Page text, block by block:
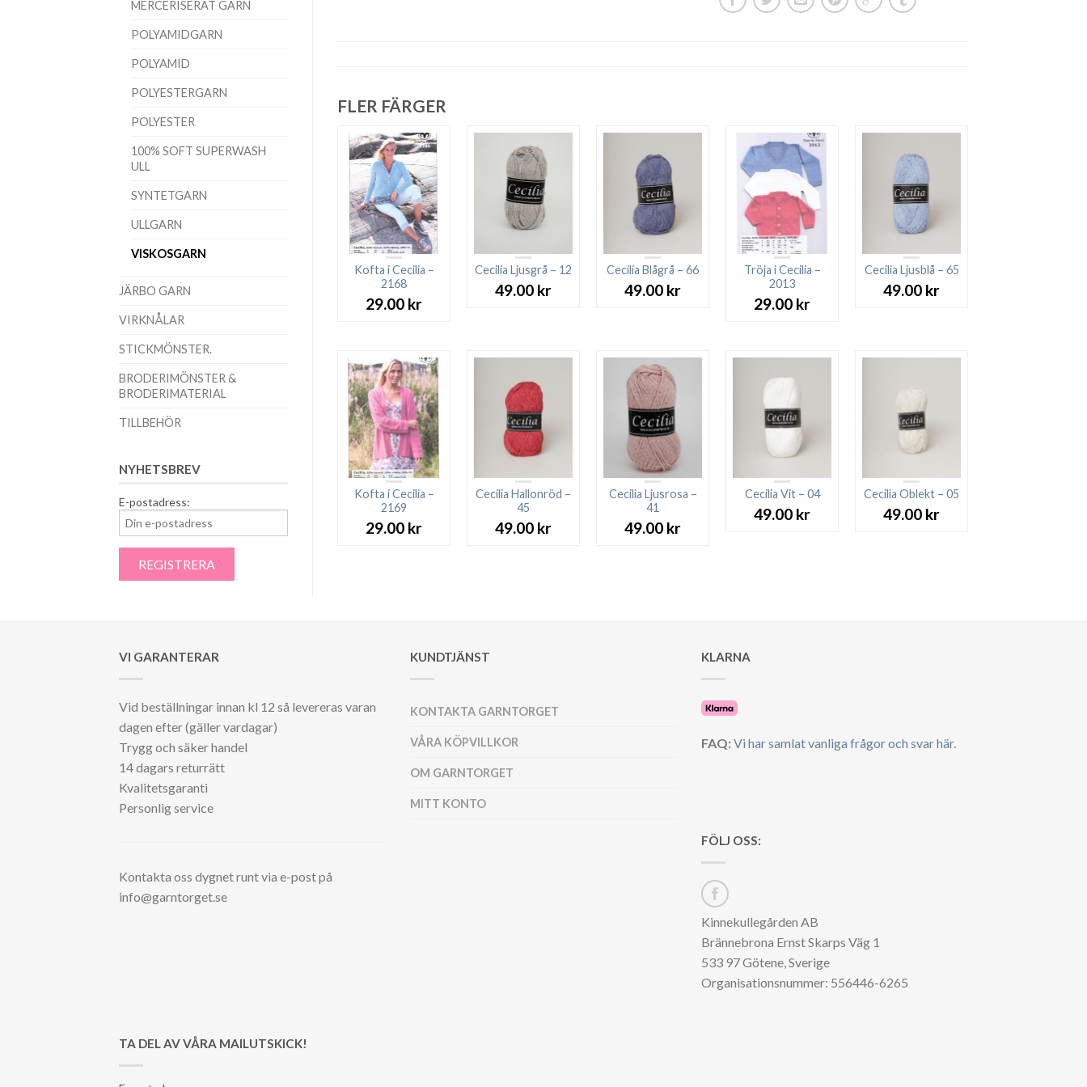
MERCERISERAT GARN
POLYAMIDGARN
POLYAMID
POLYESTERGARN
POLYESTER
100% SOFT SUPERWASH
ULL
SYNTETGARN
ULLGARN
VISKOSGARN
JÄRBO GARN
VIRKNÅLAR
STICKMÖNSTER.
BRODERIMÖNSTER &
BRODERIMATERIAL
TILLBEHÖR
NYHETSBREV
E-postadress:
FLER FÄRGER
Kofta i Cecilia –
2168
29.00 kr
Cecilia Ljusgrå – 12
49.00 kr
Cecilia Blågrå – 66
49.00 kr
Tröja i Cecilia –
2013
29.00 kr
Cecilia Ljusblå – 65
49.00 kr
Kofta i Cecilia –
2169
29.00 kr
Cecilia Hallonröd –
45
49.00 kr
Cecilia Ljusrosa –
41
49.00 kr
Cecilia Vit – 04
49.00 kr
Cecilia Oblekt – 05
49.00 kr
VI GARANTERAR
Vid beställningar innan kl 12 så levereras varan
dagen efter (gäller vardagar)
Trygg och säker handel
14 dagars returrätt
Kvalitetsgaranti
Personlig service
Kontakta oss dygnet runt via e-post på
info@garntorget.se
KUNDTJÄNST
KONTAKTA GARNTORGET
VÅRA KÖPVILLKOR
OM GARNTORGET
MITT KONTO
KLARNA
FAQ:Vi har samlat vanliga frågor och svar här.
FÖLJ OSS:
Kinnekullegården AB
Brännebrona Ernst Skarps Väg 1
533 97 Götene, Sverige
Organisationsnummer: 556446-6265
TA DEL AV VÅRA MAILUTSKICK!